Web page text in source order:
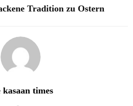
Tradition zu Ostern
kasaan times